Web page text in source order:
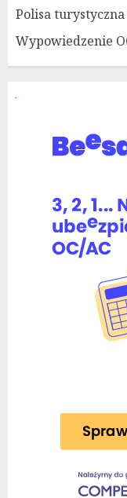
Polisa
Wypowiedzenie